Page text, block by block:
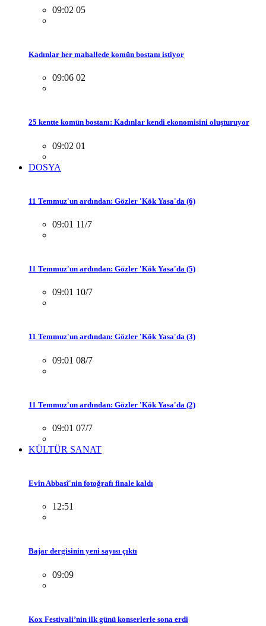
09:02 05
Kadınlar her mahallede komün bostanı istiyor
09:06 02
25 kentte komün bostanı: Kadınlar kendi ekonomisini oluşturuyor
09:02 01
DOSYA
11 Temmuz'un ardından: Gözler 'Kök Yasa'da (6)
09:01 11/7
11 Temmuz'un ardından: Gözler 'Kök Yasa'da (5)
09:01 10/7
11 Temmuz'un ardından: Gözler 'Kök Yasa'da (3)
09:01 08/7
11 Temmuz'un ardından: Gözler 'Kök Yasa'da (2)
09:01 07/7
KÜLTÜR SANAT
Evîn Abbasî'nin fotoğrafı finale kaldı
12:51
Bajar dergisinin yeni sayısı çıktı
09:09
Kox Festivali’nin ilk günü konserlerle sona erdi